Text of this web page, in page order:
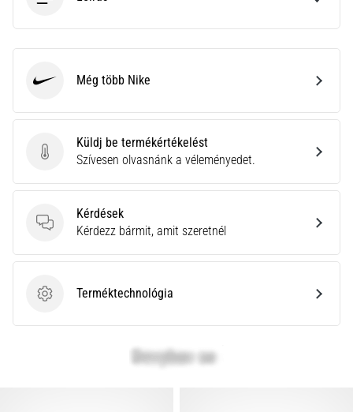
Küldj be termékértékelést
Küldj be termékértékelést
Szívesen olvasnánk a véleményedet.
Kérdések
Kérdések
Kérdezz bármit, amit szeretnél
Terméktechnológia
Terméktechnológia
Még több Nike